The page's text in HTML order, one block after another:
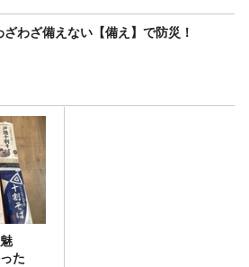
ざわざ備えない【備え】で防災！
た